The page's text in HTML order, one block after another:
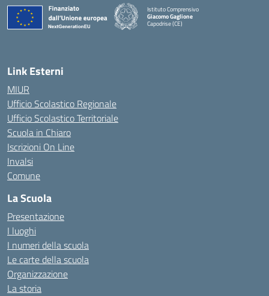
Istituto Comprensivo
Giacomo Gaglione
Capodrise (CE)
— Visita la pagina iniziale della scuola
Link Esterni
MIUR
Ufficio Scolastico Regionale
Ufficio Scolastico Territoriale
Scuola in Chiaro
Iscrizioni On Line
Invalsi
Comune
La Scuola
Presentazione
I luoghi
I numeri della scuola
Le carte della scuola
Organizzazione
La storia